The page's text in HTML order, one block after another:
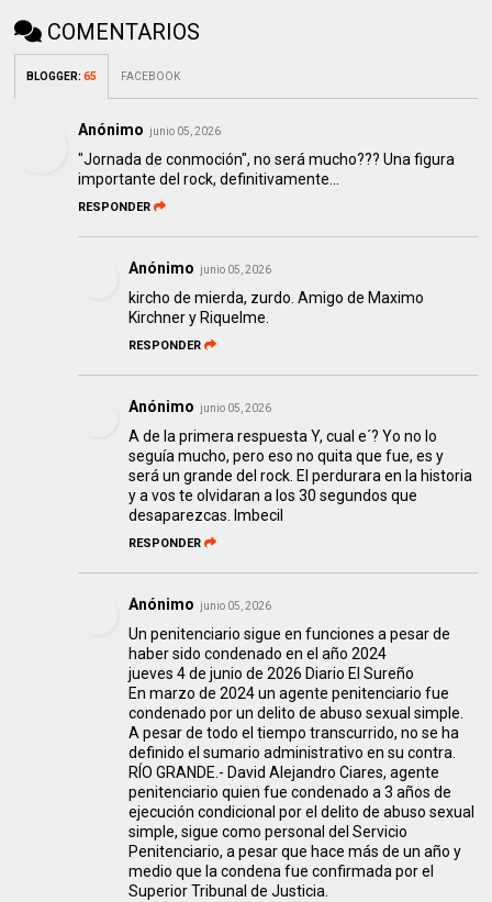
COMENTARIOS
BLOGGER:65 FACEBOOK
Anónimo junio 05, 2026
"Jornada de conmoción", no será mucho??? Una figura
importante del rock, definitivamente...
RESPONDER
Anónimo junio 05, 2026
kircho de mierda, zurdo. Amigo de Maximo
Kirchner y Riquelme.
RESPONDER
Anónimo junio 05, 2026
A de la primera respuesta Y, cual e´? Yo no lo
seguía mucho, pero eso no quita que fue, es y
será un grande del rock. El perdurara en la historia
y a vos te olvidaran a los 30 segundos que
desaparezcas. Imbecil
RESPONDER
Anónimo junio 05, 2026
Un penitenciario sigue en funciones a pesar de
haber sido condenado en el año 2024
jueves 4 de junio de 2026 Diario El Sureño
En marzo de 2024 un agente penitenciario fue
condenado por un delito de abuso sexual simple.
A pesar de todo el tiempo transcurrido, no se ha
definido el sumario administrativo en su contra.
RÍO GRANDE.- David Alejandro Ciares, agente
penitenciario quien fue condenado a 3 años de
ejecución condicional por el delito de abuso sexual
simple, sigue como personal del Servicio
Penitenciario, a pesar que hace más de un año y
medio que la condena fue confirmada por el
Superior Tribunal de Justicia.